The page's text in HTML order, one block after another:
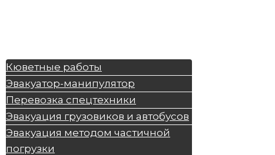
Кюветные работы
Эвакуатор-манипулятор
Перевозка спецтехники
Эвакуация грузовиков и автобусов
Эвакуация методом частичной
погрузки